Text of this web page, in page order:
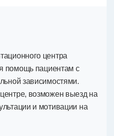
центра
помощь пациентам с
зависимостями.
возможен выезд на
и мотивации на